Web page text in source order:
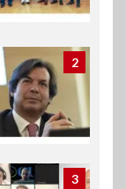
2
3